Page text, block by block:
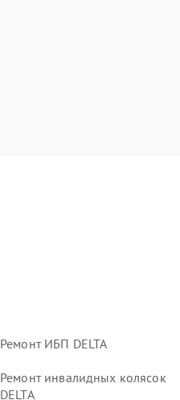
Ремонт ИБП DELTA
Ремонт инвалидных колясок
DELTA